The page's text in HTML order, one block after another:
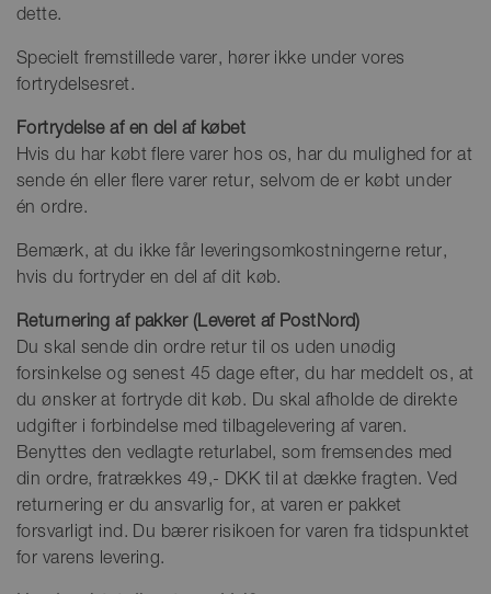
dette.
Specielt fremstillede varer, hører ikke under vores
fortrydelsesret.
Fortrydelse af en del af købet
Hvis du har købt flere varer hos os, har du mulighed for at
sende én eller flere varer retur, selvom de er købt under
én ordre.
Bemærk, at du ikke får leveringsomkostningerne retur,
hvis du fortryder en del af dit køb.
Returnering af pakker (Leveret af PostNord)
Du skal sende din ordre retur til os uden unødig
forsinkelse og senest 45 dage efter, du har meddelt os, at
du ønsker at fortryde dit køb. Du skal afholde de direkte
udgifter i forbindelse med tilbagelevering af varen.
Benyttes den vedlagte returlabel, som fremsendes med
din ordre, fratrækkes 49,- DKK til at dække fragten. Ved
returnering er du ansvarlig for, at varen er pakket
forsvarligt ind. Du bærer risikoen for varen fra tidspunktet
for varens levering.